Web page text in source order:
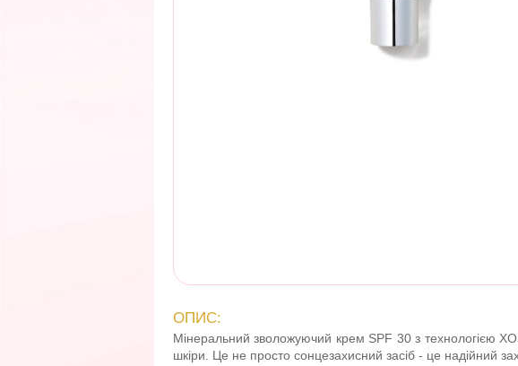
ОПИС:
Мінеральний зволожуючий крем SPF 30 з технологією
шкіри. Це не просто сонцезахисний засіб - це надійний